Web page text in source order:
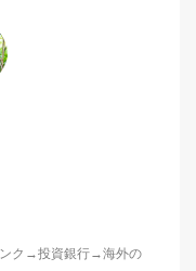
ンク→投資銀行→海外の